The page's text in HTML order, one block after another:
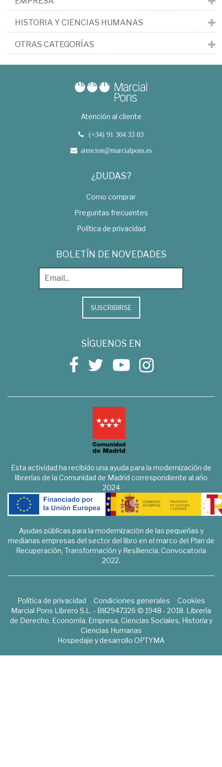
HISTORIA Y CIENCIAS HUMANAS
OTRAS CATEGORÍAS
Atención al cliente
(+34) 91 304 33 03
atencion@marcialpons.es
¿DUDAS?
Como comprar
Preguntas frecuentes
Política de privacidad
BOLETÍN DE NOVEDADES
SUSCRIBIRSE
SÍGUENOS EN
Esta actividad ha recibido una ayuda para la modernización de
librerías de la Comunidad de Madrid correspondiente al año
2024
Ayudas públicas para la modernización de las pequeñas y
medianas empresas del sector del libro en el marco del Plan de
Recuperación, Transformación y Resiliencia. Convocatoria
2022.
Política de privacidad Condiciones generales
Cookies
Marcial Pons Librero S.L. - B82947326 © 1948 - 2018. Librería
de Derecho, Economía, Empresa, Ciencias Sociales, Historia y
Ciencias Humanas
Hospedaje y desarrollo OPTYMA